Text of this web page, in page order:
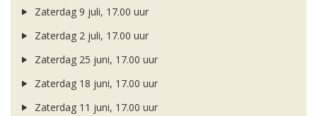
Zaterdag 9 juli, 17.00 uur
Zaterdag 2 juli, 17.00 uur
Zaterdag 25 juni, 17.00 uur
Zaterdag 18 juni, 17.00 uur
Zaterdag 11 juni, 17.00 uur